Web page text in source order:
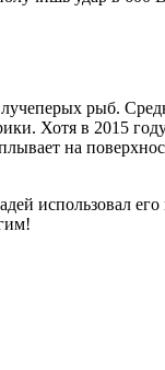
рыб.
Хотя в 2015
на
использовал